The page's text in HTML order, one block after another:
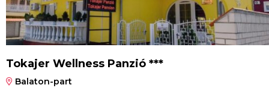
Tokajer Wellness Panzió ***
Balaton-part